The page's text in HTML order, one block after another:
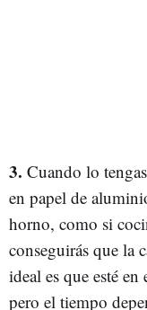
3. Cuando lo
en papel de
horno, como si
conseguirás que la
ideal es que esté
pero el tiempo